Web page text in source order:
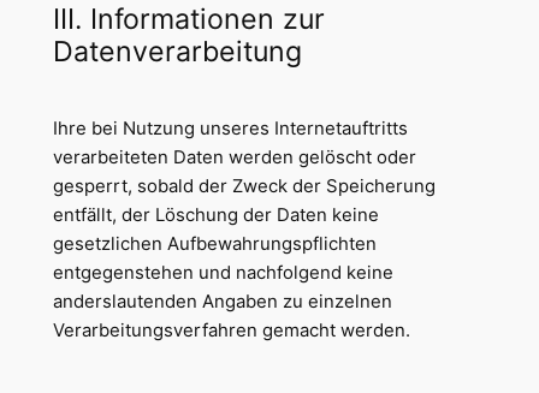
III. Informationen zur
Datenverarbeitung
Ihre bei Nutzung unseres Internetauftritts
verarbeiteten Daten werden gelöscht oder
gesperrt, sobald der Zweck der Speicherung
entfällt, der Löschung der Daten keine
gesetzlichen Aufbewahrungspflichten
entgegenstehen und nachfolgend keine
anderslautenden Angaben zu einzelnen
Verarbeitungsverfahren gemacht werden.